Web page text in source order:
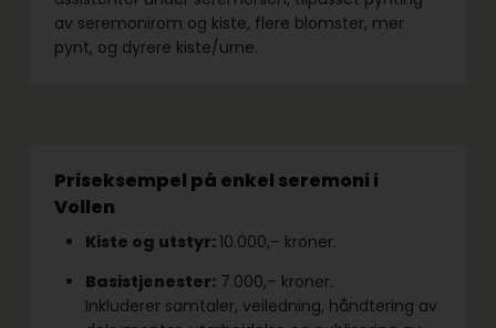
av seremonirom og kiste, flere blomster, mer
pynt, og dyrere kiste/urne.
Priseksempel på enkel seremoni i
Vollen
Kiste og utstyr:10.000,– kroner.
Basistjenester: 7.000,– kroner.
Inkluderer samtaler, veiledning, håndtering av